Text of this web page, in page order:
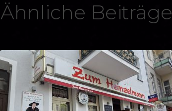
Ähnliche Beiträge